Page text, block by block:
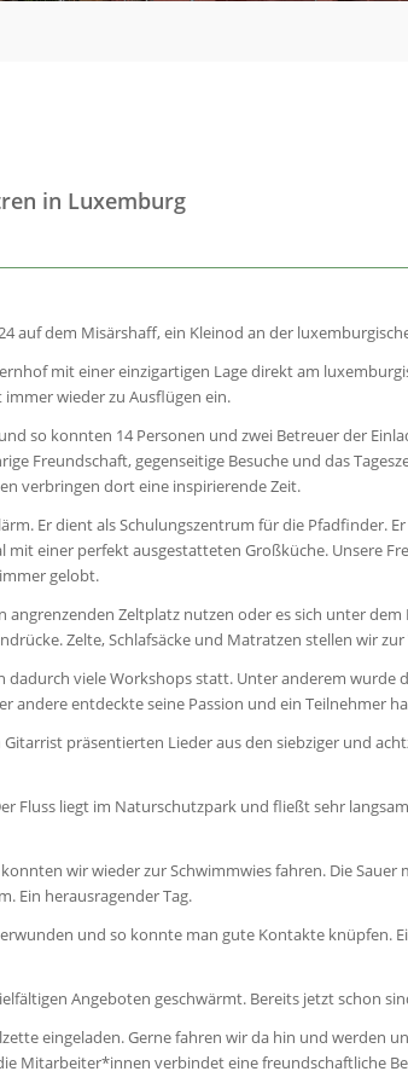
in Luxemburg
auf dem Misärshaff, ein Kleinod an der
mit einer einzigartigen Lage direkt am
wieder zu Ausflügen ein.
so konnten 14 Personen und zwei Betreuer der
Freundschaft, gegenseitige Besuche und das
verbringen dort eine inspirierende Zeit.
Er dient als Schulungszentrum für die Pfadfinder.
einer perfekt ausgestatteten Großküche. Unsere
gelobt.
Zeltplatz nutzen oder es sich unter
Zelte, Schlafsäcke und Matratzen stellen wir
viele Workshops statt. Unter anderem wurde
entdeckte seine Passion und ein Teilnehmer
präsentierten Lieder aus den siebziger und
Fluss liegt im Naturschutzpark und fließt sehr
wir wieder zur Schwimmwies fahren. Die
Ein herausragender Tag.
und so konnte man gute Kontakte knüpfen.
Angeboten geschwärmt. Bereits jetzt schon
eingeladen. Gerne fahren wir da hin und
Mitarbeiter*innen verbindet eine freundschaftliche